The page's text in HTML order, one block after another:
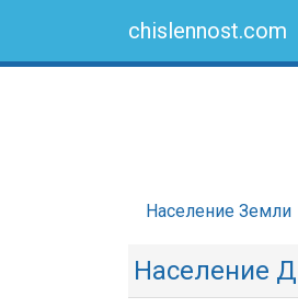
chislennost.com
Население Земли
Население